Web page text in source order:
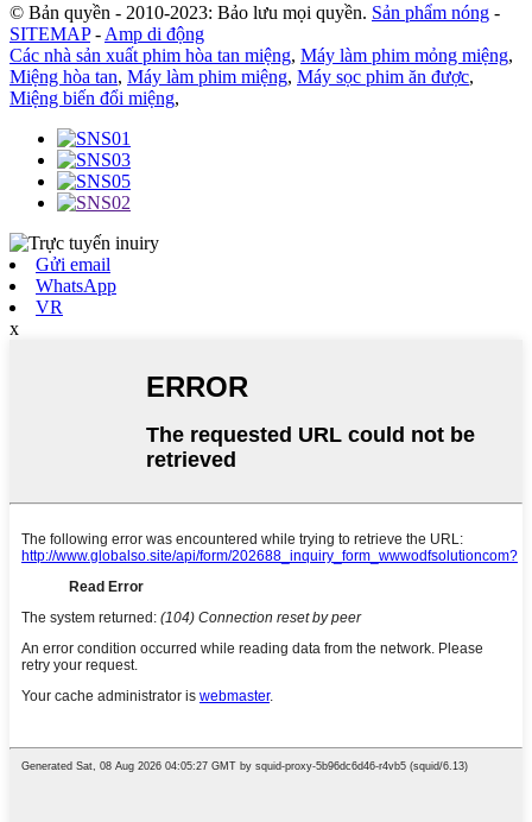
© Bản quyền - 2010-2023: Bảo lưu mọi quyền. Sản phẩm nóng -
SITEMAP- Amp di động
Các nhà sản xuất phim hòa tan miệng, Máy làm phim mỏng miệng,
Miệng hòa tan, Máy làm phim miệng, Máy sọc phim ăn được,
Miệng biến đổi miệng,
Gửi email
WhatsApp
VR
x